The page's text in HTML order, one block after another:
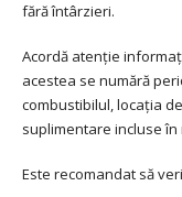
fără întârzieri.
Acordă atenție
acestea se numără
combustibilul, locația
suplimentare incluse
Este recomandat să